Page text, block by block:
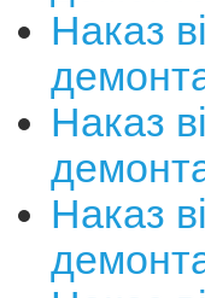
Наказ
Наказ
Наказ